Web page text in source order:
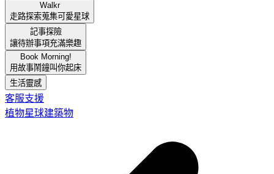
Walkr
走路探索蒐集可愛星球
記事探險
讓待辦事項充滿樂趣
Book Morning!
用故事鬧鐘叫你起床
生活靈感
客服支援
植物星球建築物